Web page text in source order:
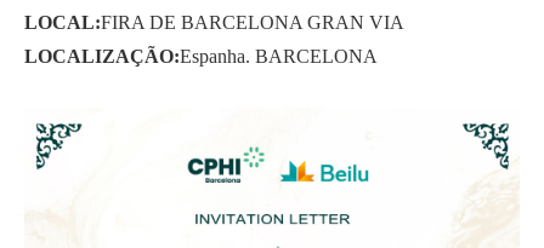
LOCAL:FIRA DE BARCELONA GRAN VIA
LOCALIZAÇÃO:Espanha. BARCELONA